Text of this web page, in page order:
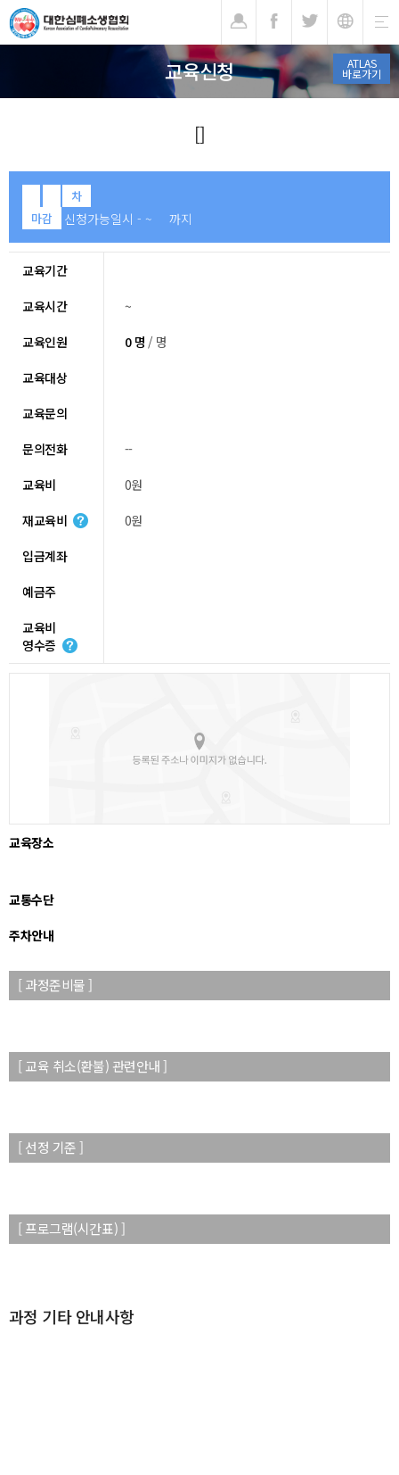
ATLAS
바로가기
교육신청
[]
차
마감
신청가능일시 - ~ 까지
교육기간
교육시간
~
교육인원
0 명 / 명
교육대상
교육문의
문의전화
--
교육비
0원
재교육비
0원
입금계좌
예금주
교육비
영수증
교육장소
교통수단
주차안내
[ 과정준비물 ]
[ 교육 취소(환불) 관련안내 ]
[ 선정 기준 ]
[ 프로그램(시간표) ]
과정 기타 안내사항